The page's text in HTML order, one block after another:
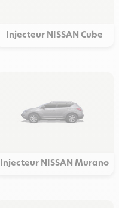
Injecteur NISSAN Cube
Injecteur NISSAN Murano